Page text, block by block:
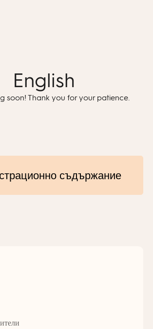
English
soon! Thank you for your patience.
съдържание